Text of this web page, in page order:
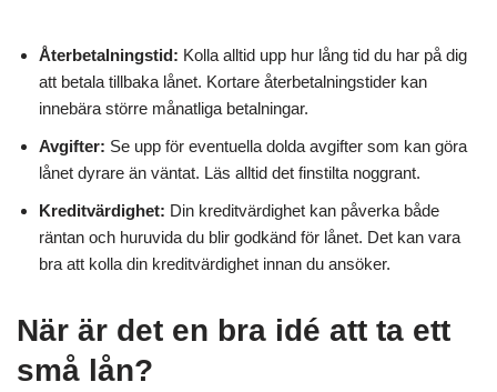
Återbetalningstid: Kolla alltid upp hur lång tid du har på dig
att betala tillbaka lånet. Kortare återbetalningstider kan
innebära större månatliga betalningar.
Avgifter: Se upp för eventuella dolda avgifter som kan göra
lånet dyrare än väntat. Läs alltid det finstilta noggrant.
Kreditvärdighet: Din kreditvärdighet kan påverka både
räntan och huruvida du blir godkänd för lånet. Det kan vara
bra att kolla din kreditvärdighet innan du ansöker.
När är det en bra idé att ta ett
små lån?